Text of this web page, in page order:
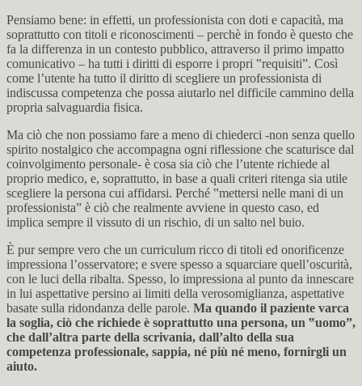
Pensiamo bene: in effetti, un professionista con doti e capacità, ma
soprattutto con titoli e riconoscimenti – perchè in fondo è questo che
fa la differenza in un contesto pubblico, attraverso il primo impatto
comunicativo – ha tutti i diritti di esporre i propri ‟requisiti”. Così
come l’utente ha tutto il diritto di scegliere un professionista di
indiscussa competenza che possa aiutarlo nel difficile cammino della
propria salvaguardia fisica.
Ma ciò che non possiamo fare a meno di chiederci -non senza quello
spirito nostalgico che accompagna ogni riflessione che scaturisce dal
coinvolgimento personale- è cosa sia ciò che l’utente richiede al
proprio medico, e, soprattutto, in base a quali criteri ritenga sia utile
scegliere la persona cui affidarsi. Perché ‟mettersi nelle mani di un
professionista” è ciò che realmente avviene in questo caso, ed
implica sempre il vissuto di un rischio, di un salto nel buio.
È pur sempre vero che un curriculum ricco di titoli ed onorificenze
impressiona l’osservatore; e svere spesso a squarciare quell’oscurità,
con le luci della ribalta. Spesso, lo impressiona al punto da innescare
in lui aspettative persino ai limiti della verosomiglianza, aspettative
basate sulla ridondanza delle parole. Ma quando il paziente varca
la soglia, ciò che richiede è soprattutto una persona, un ‟uomo”,
che dall’altra parte della scrivania, dall’alto della sua
competenza professionale, sappia, né più né meno, fornirgli un
aiuto.